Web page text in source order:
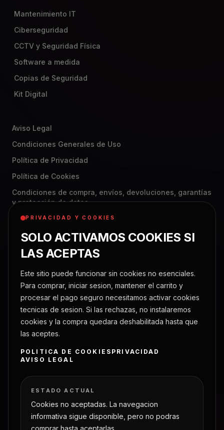
PRIVACIDAD Y COOKIES
SOLO ACTIVAMOS COOKIES SI
LAS ACEPTAS
Este sitio puede funcionar sin cookies no esenciales.
Para comprar, iniciar sesion, mantener el carrito y
procesar el pago seguro necesitamos activar cookies
tecnicas de sesion. Si las rechazas, no instalaremos
cookies y la compra quedara deshabilitada hasta que
las aceptes.
POLITICA DE COOKIES PRIVACIDAD
AVISO LEGAL
ESTADO ACTUAL
Cookies no aceptadas. La navegacion
informativa sigue disponible, pero no podras
comprar hasta aceptarlas.
Mantenimiento IT
Ciberseguridad
CCTV y Seguridad Física
Software a medida
Copias de Seguridad
Kit Digital
Aviso Legal
Condiciones Generales de Uso
Política de Privacidad
Política de Cookies
Condiciones de compra, envíos, devoluciones, garantías
y protección de datos
Blog
¿HABLAMOS DE TU PRÓXIMO
PROYECTO?
info@pcseguridad.es→
Edificio Parque Científico Tecnológico · Polivalente 4 · Of.
005